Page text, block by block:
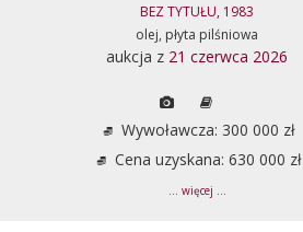
BEZ TYTUŁU, 1983
olej, płyta pilśniowa
aukcja z 21 czerwca 2026
Wywoławcza: 300 000 zł
Cena uzyskana: 630 000 zł
... więcej ...